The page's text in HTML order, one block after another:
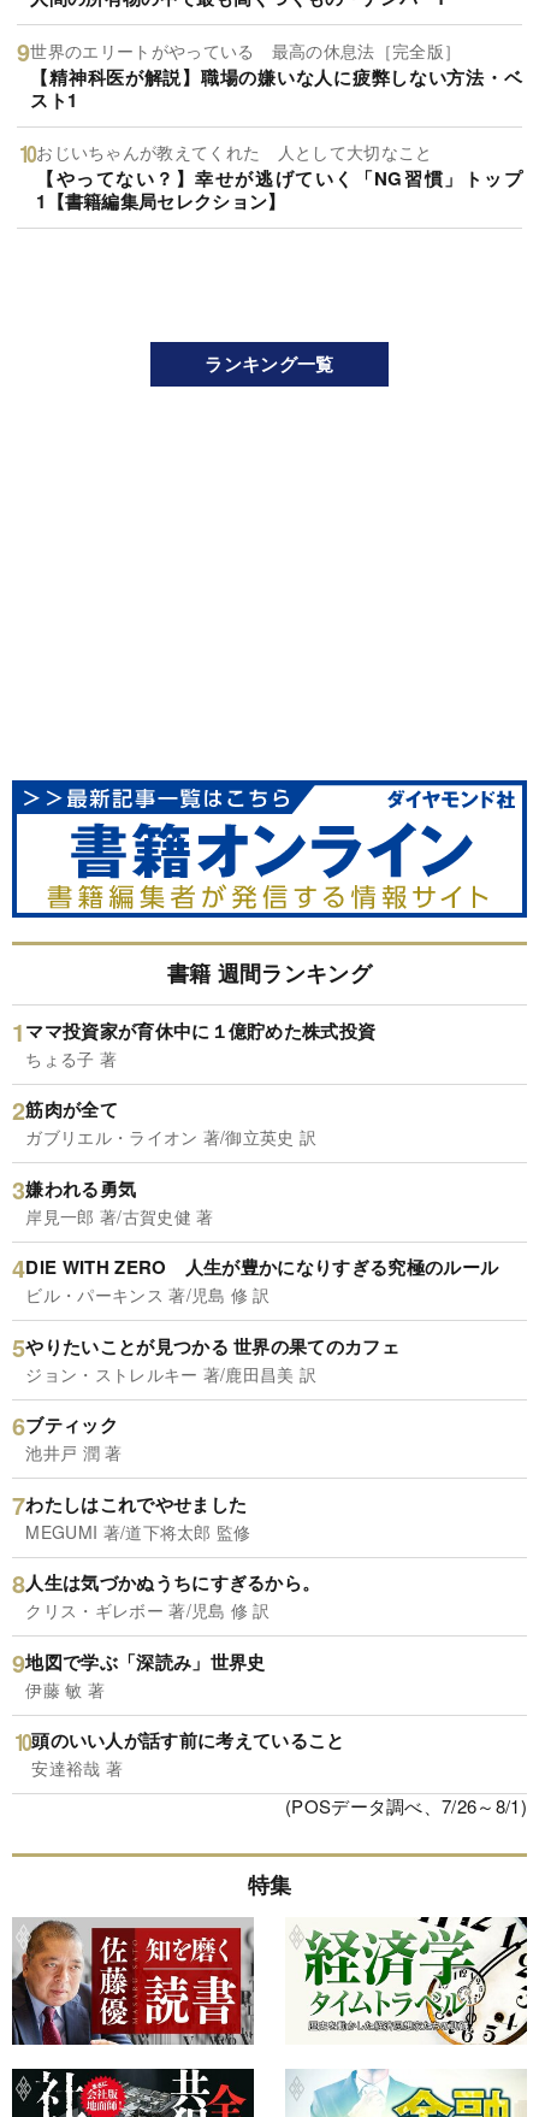
世界のエリートがやっている 最高の休息法［完全版］
【精神科医が解説】職場の嫌いな人に疲弊しない方法・ベ
スト1
おじいちゃんが教えてくれた 人として大切なこと
【やってない？】幸せが逃げていく「NG習慣」トップ
1【書籍編集局セレクション】
ランキング一覧
書籍 週間ランキング
ママ投資家が育休中に１億貯めた株式投資
ちょる子 著
筋肉が全て
ガブリエル・ライオン 著/御立英史 訳
嫌われる勇気
岸見一郎 著/古賀史健 著
DIE WITH ZERO 人生が豊かになりすぎる究極のルール
ビル・パーキンス 著/児島 修 訳
やりたいことが見つかる 世界の果てのカフェ
ジョン・ストレルキー 著/鹿田昌美 訳
ブティック
池井戸 潤 著
わたしはこれでやせました
MEGUMI 著/道下将太郎 監修
人生は気づかぬうちにすぎるから。
クリス・ギレボー 著/児島 修 訳
地図で学ぶ「深読み」世界史
伊藤 敏 著
頭のいい人が話す前に考えていること
安達裕哉 著
(POSデータ調べ、7/26～8/1)
特集